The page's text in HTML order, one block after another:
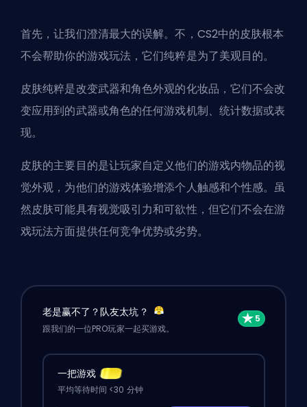
首先，让我们澄清最大的误解。不，CS2中的皮肤根本
不会帮助你的游戏玩法，它们纯粹是为了美观目的。
皮肤纯粹是改变武器和角色外观的化妆品，它们不会改
变应用到的武器或角色的任何游戏机制、统计数据或表
现。
皮肤的主要目的是让玩家自定义他们的游戏内物品的视
觉外观，为他们的游戏体验增添个人触感和个性感。虽
然皮肤可能具有视觉吸引力和可欲性，但它们不会在游
戏玩法方面提供任何竞争优势或劣势。
老是赢不了？队友太坑？
跟我们的一位PRO玩家一起买游戏。
一把游戏
平均等待时间 <30 分钟